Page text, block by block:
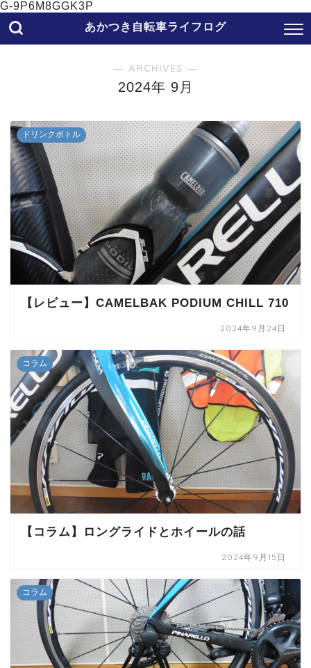
G-9P6M8GGK3P
あかつき自転車ライフログ
― ARCHIVES ―
2024年 9月
ドリンクボトル
【レビュー】CAMELBAK PODIUM CHILL 710
2024年9月24日
コラム
【コラム】ロングライドとホイールの話
2024年9月15日
コラム